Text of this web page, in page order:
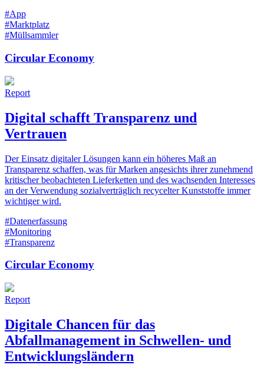
#App
#Marktplatz
#Müllsammler
Circular Economy
Report
Digital schafft Transparenz und
Vertrauen
Der Einsatz digitaler Lösungen kann ein höheres Maß an
Transparenz schaffen, was für Marken angesichts ihrer zunehmend
kritischer beobachteten Lieferketten und des wachsenden Interesses
an der Verwendung sozialverträglich recycelter Kunststoffe immer
wichtiger wird.
#Datenerfassung
#Monitoring
#Transparenz
Circular Economy
Report
Digitale Chancen für das
Abfallmanagement in Schwellen- und
Entwicklungsländern